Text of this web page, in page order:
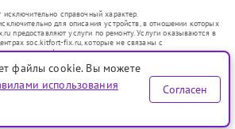
справочный характер.
для описания устройств, в отношении которых
предоставляют услуги по ремонту. Услуги оказываются в
soc.kitfort-fix.ru, которые не связаны с
или их официальными представителями.
уже введенных в гражданский оборот в соответствии
не преследует цели индивидуализации услуг или введения
для информирования о предоставляемых услугах по
не является публичной офертой, определяемой
кодекса РФ
файлы cookie. Вы можете
использования
Согласен